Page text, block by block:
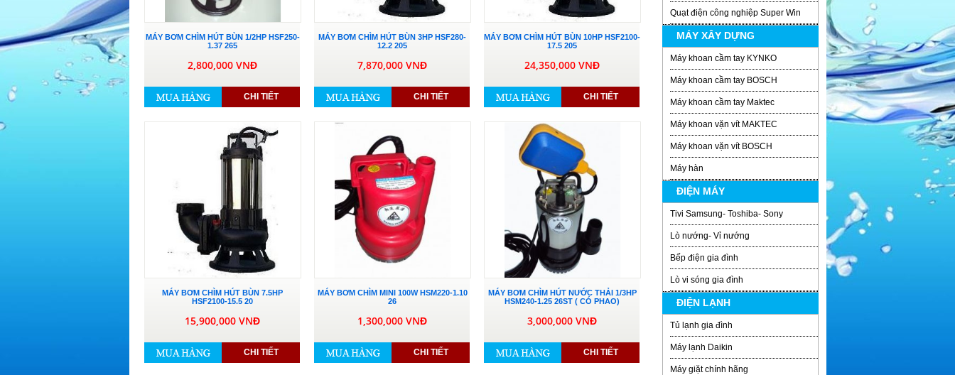
MÁY BƠM CHÌM HÚT BÙN 1/2HP HSF250-
1.37 265
2,800,000 VNĐ
CHI TIẾT
MÁY BƠM CHÌM HÚT BÙN 3HP HSF280-
12.2 205
7,870,000 VNĐ
CHI TIẾT
MÁY BƠM CHÌM HÚT BÙN 10HP HSF2100-
17.5 205
24,350,000 VNĐ
CHI TIẾT
MÁY BƠM CHÌM HÚT BÙN 7.5HP
HSF2100-15.5 20
15,900,000 VNĐ
CHI TIẾT
MÁY BƠM CHÌM MINI 100W HSM220-1.10
26
1,300,000 VNĐ
CHI TIẾT
MÁY BƠM CHÌM HÚT NƯỚC THẢI 1/3HP
HSM240-1.25 26ST ( CÓ PHAO)
3,000,000 VNĐ
CHI TIẾT
Quạt điện công nghiệp Super Win
MÁY XÂY DỰNG
Máy khoan cầm tay KYNKO
Máy khoan cầm tay BOSCH
Máy khoan cầm tay Maktec
Máy khoan vặn vít MAKTEC
Máy khoan vặn vít BOSCH
Máy hàn
ĐIỆN MÁY
Tivi Samsung- Toshiba- Sony
Lò nướng- Vỉ nướng
Bếp điện gia đình
Lò vi sóng gia đình
ĐIỆN LẠNH
Tủ lạnh gia đình
Máy lạnh Daikin
Máy giặt chính hãng